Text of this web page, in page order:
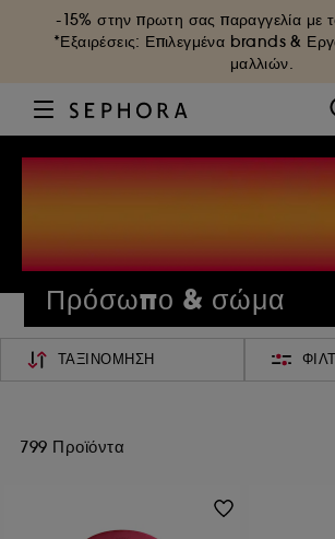
-15% στην πρωτη σας παραγγελία με
*Εξαιρέσεις: Επιλεγμένα brands &
μαλλιών.
Πρόσωπο & σώμα
ΤΑΞΙΝΌΜΗΣΗ
799 Προϊόντα